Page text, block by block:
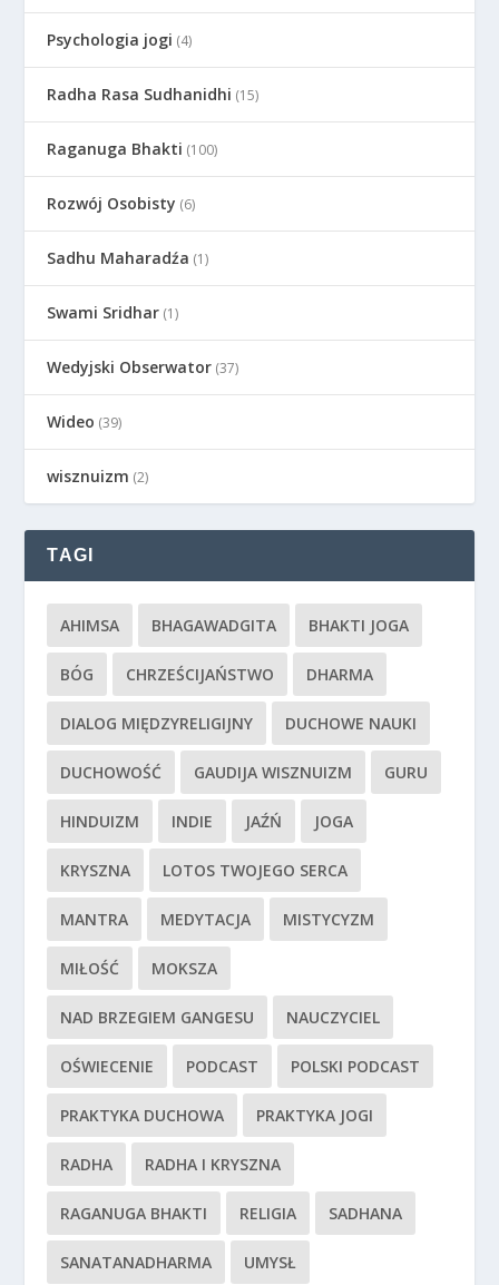
Psychologia jogi (4)
Radha Rasa Sudhanidhi (15)
Raganuga Bhakti (100)
Rozwój Osobisty (6)
Sadhu Maharadźa (1)
Swami Sridhar (1)
Wedyjski Obserwator (37)
Wideo (39)
wisznuizm (2)
TAGI
AHIMSA BHAGAWADGITA BHAKTI JOGA
BÓG CHRZEŚCIJAŃSTWO DHARMA
DIALOG MIĘDZYRELIGIJNY DUCHOWE NAUKI
DUCHOWOŚĆ GAUDIJA WISZNUIZM GURU
HINDUIZM INDIE JAŹŃ JOGA
KRYSZNA LOTOS TWOJEGO SERCA
MANTRA MEDYTACJA MISTYCYZM
MIŁOŚĆ MOKSZA
NAD BRZEGIEM GANGESU NAUCZYCIEL
OŚWIECENIE PODCAST POLSKI PODCAST
PRAKTYKA DUCHOWA PRAKTYKA JOGI
RADHA RADHA I KRYSZNA
RAGANUGA BHAKTI RELIGIA SADHANA
SANATANADHARMA UMYSŁ